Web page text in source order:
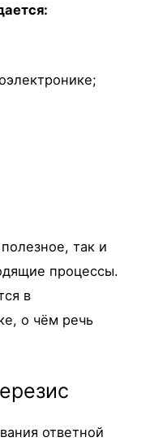
так и
процессы.
в
о чём речь
ответной